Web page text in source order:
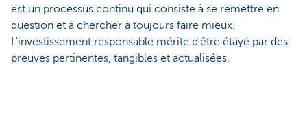
est un processus continu qui consiste à se remettre en
question et à chercher à toujours faire mieux.
L'investissement responsable mérite d'être étayé par des
preuves pertinentes, tangibles et actualisées.